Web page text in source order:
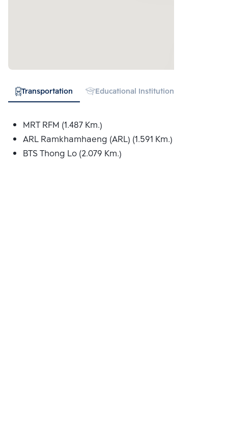
Transportation Educational Institution
MRT RFM (1.487 Km.)
ARL Ramkhamhaeng (ARL) (1.591 Km.)
BTS Thong Lo (2.079 Km.)